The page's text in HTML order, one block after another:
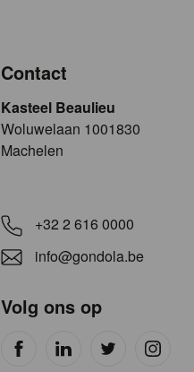
Contact
Kasteel Beaulieu
​​​Woluwelaan 1001830
Machelen
+32 2 616 0000
info@gondola.be
Volg ons op